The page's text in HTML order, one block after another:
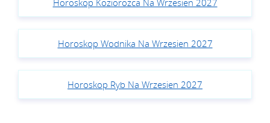
Horoskop Koziorożca Na Wrzesien 2027
Horoskop Wodnika Na Wrzesien 2027
Horoskop Ryb Na Wrzesien 2027